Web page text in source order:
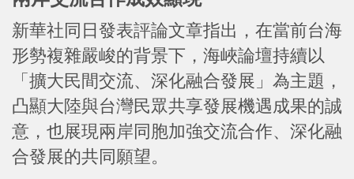
新華社同日發表評論文章指出，在當前台海
形勢複雜嚴峻的背景下，海峽論壇持續以
「擴大民間交流、深化融合發展」為主題，
凸顯大陸與台灣民眾共享發展機遇成果的誠
意，也展現兩岸同胞加強交流合作、深化融
合發展的共同願望。